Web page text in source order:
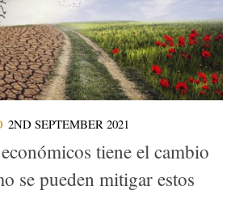
2ND SEPTEMBER 2021
tiene el cambio
se pueden mitigar estos